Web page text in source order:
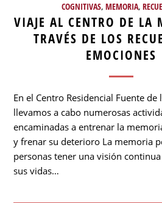
COGNITIVAS,MEMORIA,
VIAJE AL CENTRO DE LA
TRAVÉS DE LOS
EMOCIONES
En el Centro Residencial Fuente de
llevamos a cabo numerosas
encaminadas a entrenar la
y frenar su deterioro La memoria
personas tener una visión
sus vidas…